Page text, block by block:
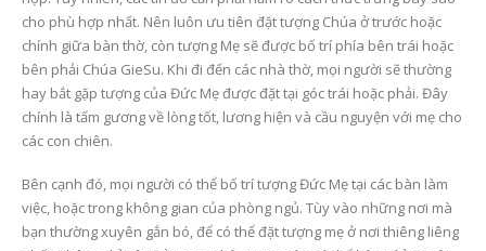
cho phù hợp nhất. Nên luôn ưu tiên đặt tượng Chúa ở trước hoặc
chính giữa bàn thờ, còn tượng Mẹ sẽ được bố trí phía bên trái hoặc
bên phải Chúa GieSu. Khi đi đến các nhà thờ, mọi người sẽ thường
hay bắt gặp tượng của Đức Mẹ được đặt tại góc trái hoặc phải. Đây
chính là tấm gương về lòng tốt, lương hiện và cầu nguyện với mẹ cho
các con chiên.
Bên cạnh đó, mọi người có thể bố trí tượng Đức Mẹ tại các bàn làm
việc, hoặc trong không gian của phòng ngủ. Tùy vào những nơi mà
bạn thường xuyên gắn bó, để có thể đặt tượng mẹ ở nơi thiêng liêng
cư và phòng cầu
26 Tháng 5, 2026